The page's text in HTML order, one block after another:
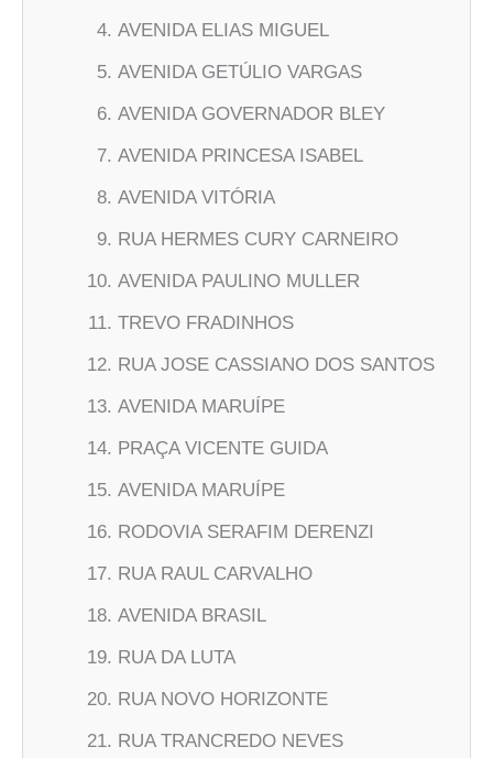
AVENIDA ELIAS MIGUEL
AVENIDA GETÚLIO VARGAS
AVENIDA GOVERNADOR BLEY
AVENIDA PRINCESA ISABEL
AVENIDA VITÓRIA
RUA HERMES CURY CARNEIRO
AVENIDA PAULINO MULLER
TREVO FRADINHOS
RUA JOSE CASSIANO DOS SANTOS
AVENIDA MARUÍPE
PRAÇA VICENTE GUIDA
AVENIDA MARUÍPE
RODOVIA SERAFIM DERENZI
RUA RAUL CARVALHO
AVENIDA BRASIL
RUA DA LUTA
RUA NOVO HORIZONTE
RUA TRANCREDO NEVES